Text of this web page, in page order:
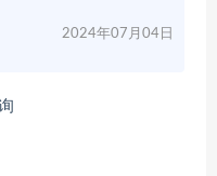
2024年07月04日